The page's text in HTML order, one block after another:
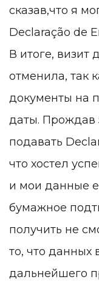
сказав,что я
Declaração de
В итоге, визит
отменила, так
документы на
даты. Прождав
подавать
что хостел
и мои данные
бумажное
получить не
то, что данных
дальнейшего